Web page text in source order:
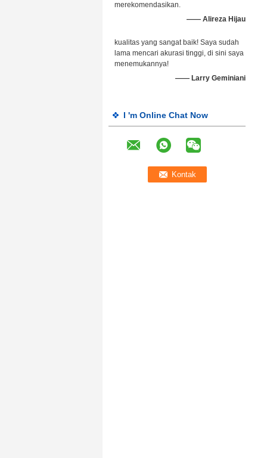
merekomendasikan.
—— Alireza Hijau
kualitas yang sangat baik! Saya sudah
lama mencari akurasi tinggi, di sini saya
menemukannya!
—— Larry Geminiani
I 'm Online Chat Now